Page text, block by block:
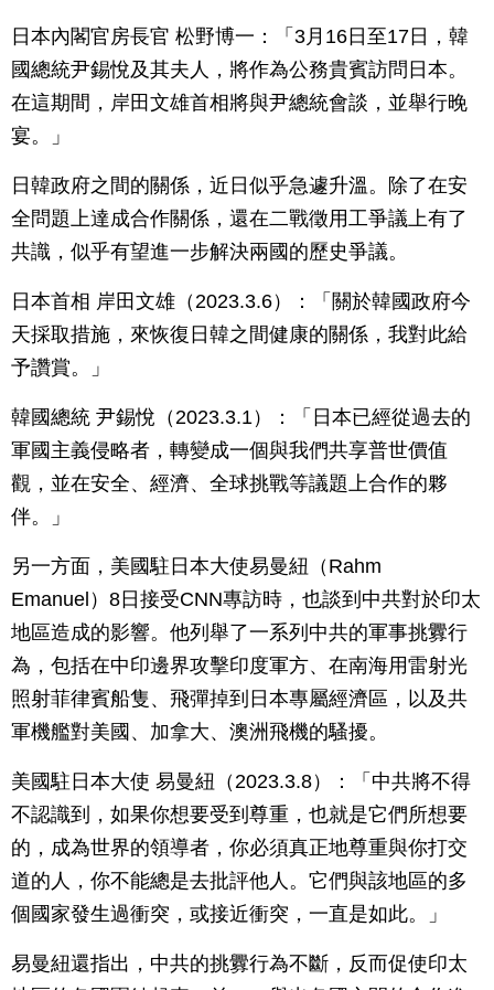
日本內閣官房長官 松野博一：「3月16日至17日，韓
國總統尹錫悅及其夫人，將作為公務貴賓訪問日本。
在這期間，岸田文雄首相將與尹總統會談，並舉行晚
宴。」
日韓政府之間的關係，近日似乎急遽升溫。除了在安
全問題上達成合作關係，還在二戰徵用工爭議上有了
共識，似乎有望進一步解決兩國的歷史爭議。
日本首相 岸田文雄（2023.3.6）：「關於韓國政府今
天採取措施，來恢復日韓之間健康的關係，我對此給
予讚賞。」
韓國總統 尹錫悅（2023.3.1）：「日本已經從過去的
軍國主義侵略者，轉變成一個與我們共享普世價值
觀，並在安全、經濟、全球挑戰等議題上合作的夥
伴。」
另一方面，美國駐日本大使易曼紐（Rahm
Emanuel）8日接受CNN專訪時，也談到中共對於印太
地區造成的影響。他列舉了一系列中共的軍事挑釁行
為，包括在中印邊界攻擊印度軍方、在南海用雷射光
照射菲律賓船隻、飛彈掉到日本專屬經濟區，以及共
軍機艦對美國、加拿大、澳洲飛機的騷擾。
美國駐日本大使 易曼紐（2023.3.8）：「中共將不得
不認識到，如果你想要受到尊重，也就是它們所想要
的，成為世界的領導者，你必須真正地尊重與你打交
道的人，你不能總是去批評他人。它們與該地區的多
個國家發生過衝突，或接近衝突，一直是如此。」
易曼紐還指出，中共的挑釁行為不斷，反而促使印太